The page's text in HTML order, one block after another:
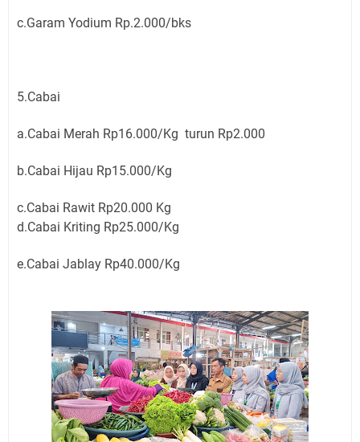
c.Garam Yodium Rp.2.000/bks
5.Cabai
a.Cabai Merah Rp16.000/Kg turun Rp2.000
b.Cabai Hijau Rp15.000/Kg
c.Cabai Rawit Rp20.000 Kg
d.Cabai Kriting Rp25.000/Kg
e.Cabai Jablay Rp40.000/Kg